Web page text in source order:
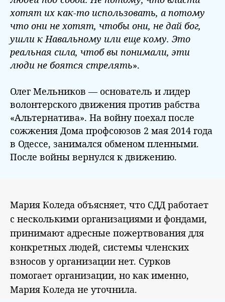
хотят их как-то использовать, а потому
что они не хотят, чтобы они, не дай бог,
ушли к Навальному или еще кому. Это
реальная сила, чтоб вы понимали, эти
люди не боятся стрелять».
Олег Мельников — основатель и лидер
волонтерского движения против рабства
«Альтернатива». На войну поехал после
сожжения Дома профсоюзов 2 мая 2014 года
в Одессе, занимался обменом пленными.
После войны вернулся к движению.
Мария Коледа объясняет, что СДД работает
с несколькими организациями и фондами,
принимают адресные пожертвования для
конкретных людей, системы членских
взносов у организации нет. Сурков
помогает организации, но как именно,
Мария Коледа не уточнила.